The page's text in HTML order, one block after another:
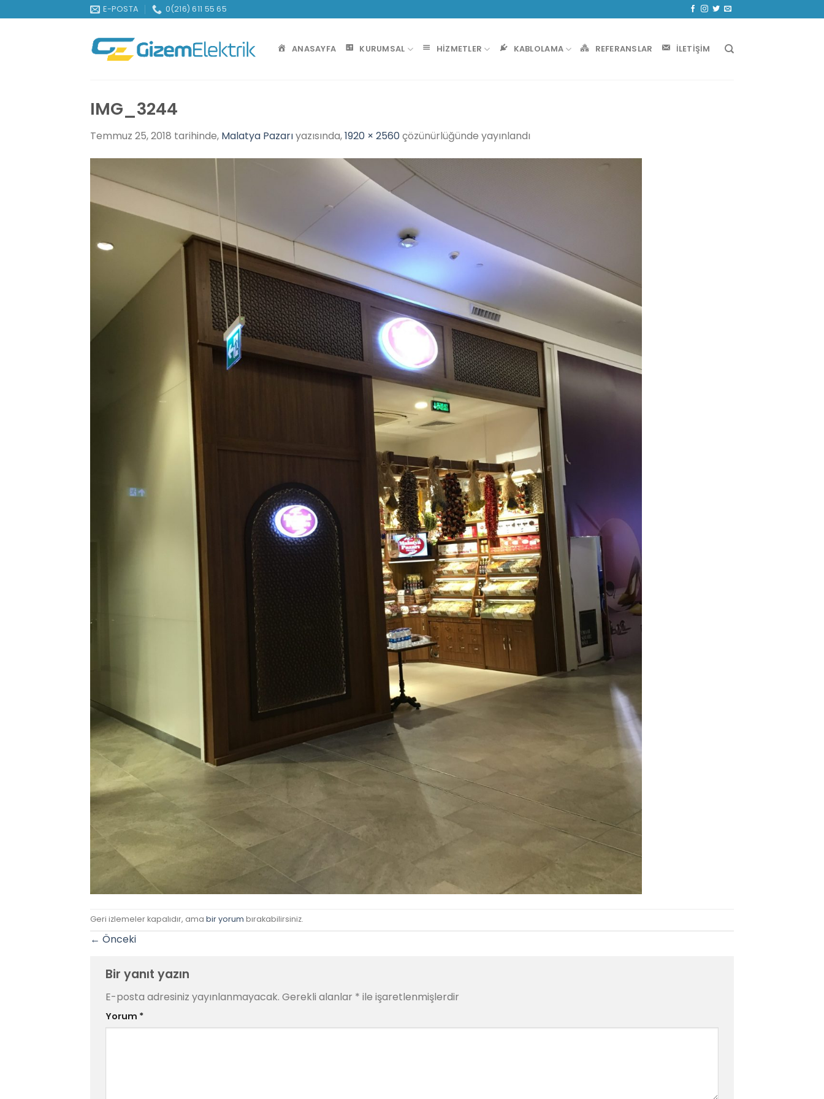
atla
E-POSTA 0(216) 611 55 65
ANASAYFA KURUMSAL HIZMETLER KABLOLAMA REFERANSLAR İLETIŞIM
IMG_3244
Temmuz 25, 2018 tarihinde, Malatya Pazarıyazısında,1920 × 2560çözünürlüğünde yayınlandı
Geri izlemeler kapalıdır, ama bir yorum bırakabilirsiniz.
← Önceki
Bir yanıt yazın
E-posta adresiniz yayınlanmayacak. Gerekli alanlar * ile işaretlenmişlerdir
Yorum *